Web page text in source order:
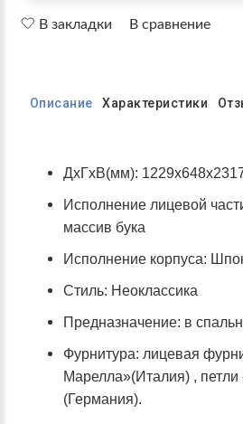
В закладки В сравнение
Описание Характеристики
ДхГхВ(мм):
Исполнение лицевой
массив бука
Исполнение корпуса:
Стиль: Неоклассика
Предназначение: в
Фурнитура: лицевая
Марелла»(Италия) ,
(Германия).